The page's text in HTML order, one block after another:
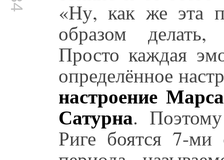
«Ну, как же эта
образом
Просто каждая
определённое
настроение
Сатурна.
Риге боятся 7-ми